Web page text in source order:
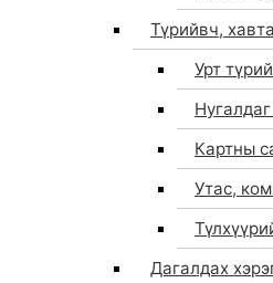
Түрийвч,
Урт
Картны
Утас,
Дагалдах